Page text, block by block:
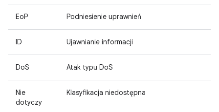
EoP Podniesienie uprawnień
ID Ujawnianie informacji
DoS Atak typu DoS
Nie
dotyczy
Klasyfikacja niedostępna